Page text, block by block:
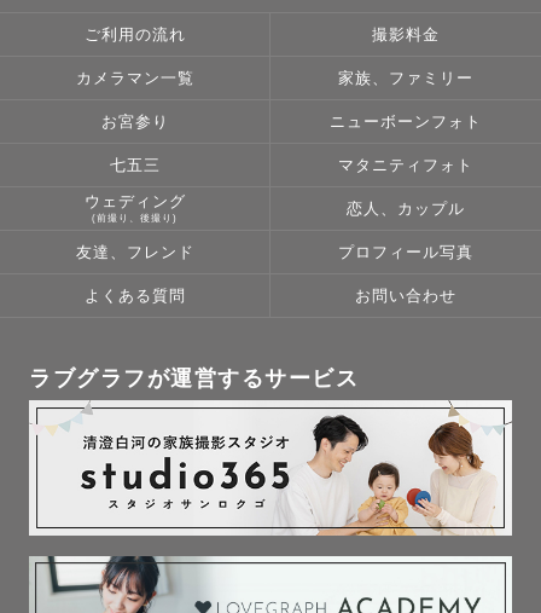
「この日、何して過ごしましょう」
お二人の思い出のお店に行こうか、
お子様が大好きなお絵描きをしようか、
そしてみなさんそのものが素敵です！
皆様とたくさん考え、一緒に創ります🤝🏻
撮影地、撮影テーマ、何して過ごすかなど
対話の中で色々ご提案させていただきます！
┈┈┈┈┈┈┈┈┈┈┈┈┈┈┈
◆もくじ
１．撮影・写真に込める想い
ご利用の流れ 撮影料金
カメラマン一覧 家族、ファミリー
お宮参り ニューボーンフォト
七五三 マタニティフォト
ウェディング
(前撮り、後撮り)
恋人、カップル
友達、フレンド プロフィール写真
よくある質問 お問い合わせ
ラブグラフが運営するサービス